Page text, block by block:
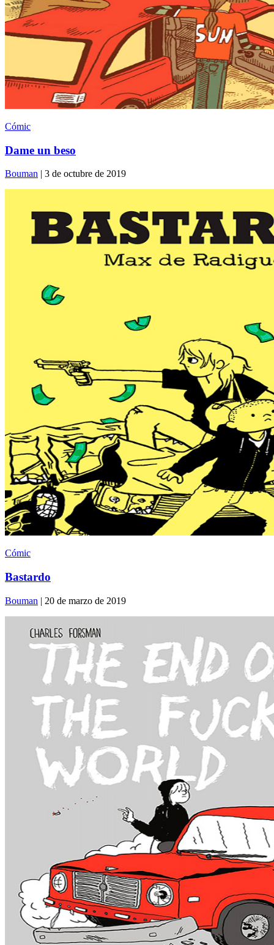
Cómic
Dame un beso
Bouman | 3 de octubre de 2019
Cómic
Bastardo
Bouman | 20 de marzo de 2019